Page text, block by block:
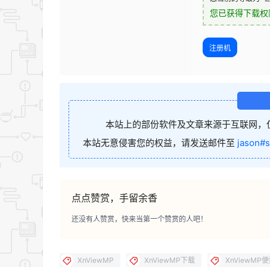
您已获得下载权
注册机
本站上的部份软件及文章来源于互联网
本站无意侵害您的权益，请发送邮件至
点点赞赏，手留余香
还没有人赞赏，快来当第一个赞赏的人吧！
XnViewMP XnViewMP下载 XnViewMP便